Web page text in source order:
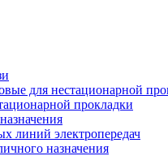
для нестационарной
прокладки
линий электропередач
назначения